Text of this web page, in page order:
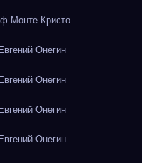
Монте-Кристо
Онегин
Онегин
Онегин
Онегин